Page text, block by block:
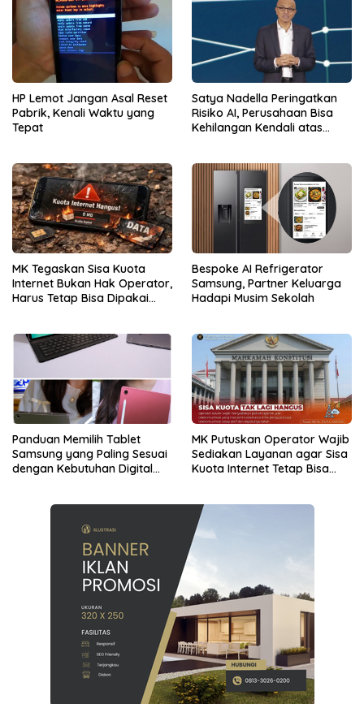
HP Lemot Jangan Asal Reset
Pabrik, Kenali Waktu yang
Tepat
Satya Nadella Peringatkan
Risiko AI, Perusahaan Bisa
Kehilangan Kendali atas
MK Tegaskan Sisa Kuota
Internet Bukan Hak Operator,
Harus Tetap Bisa Dipakai
Bespoke AI Refrigerator
Samsung, Partner Keluarga
Hadapi Musim Sekolah
Panduan Memilih Tablet
Samsung yang Paling Sesuai
dengan Kebutuhan Digital
MK Putuskan Operator Wajib
Sediakan Layanan agar Sisa
Kuota Internet Tetap Bisa